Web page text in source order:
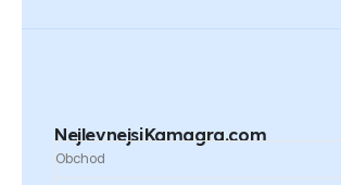
NejlevnejsiKamagra.com
Obchod